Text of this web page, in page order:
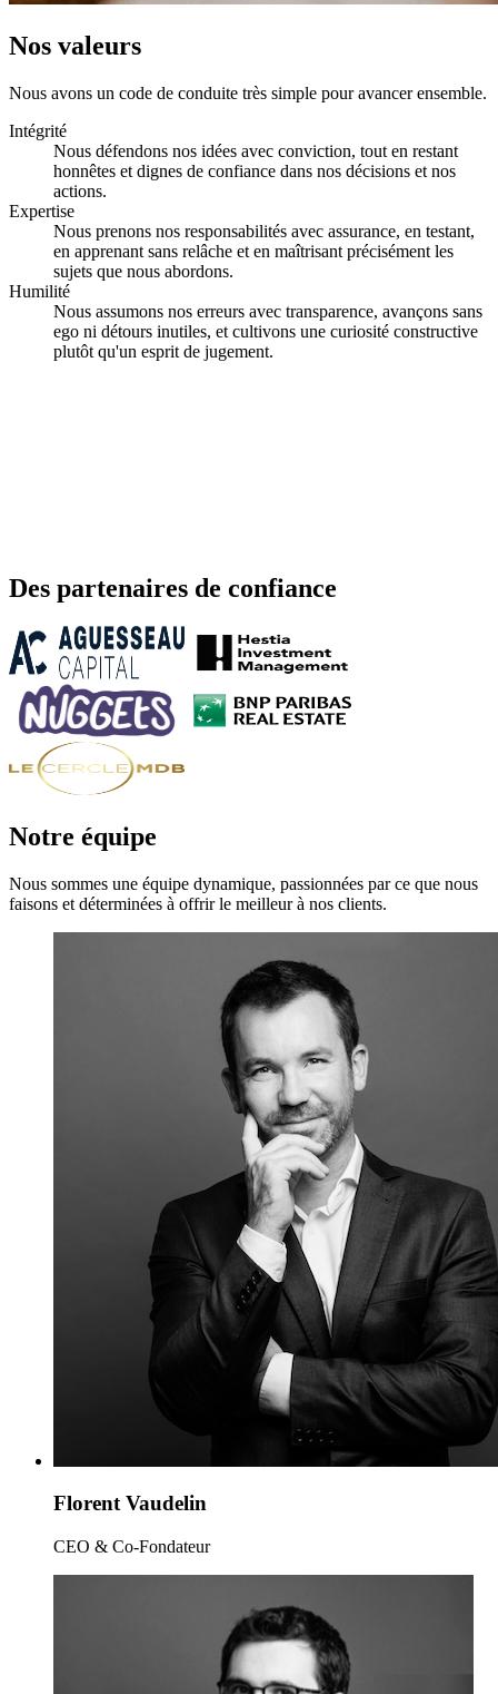
Nos valeurs
Nous avons un code de conduite très simple pour avancer ensemble.
Intégrité
Nous défendons nos idées avec conviction, tout en restant
honnêtes et dignes de confiance dans nos décisions et nos
actions.
Expertise
Nous prenons nos responsabilités avec assurance, en testant,
en apprenant sans relâche et en maîtrisant précisément les
sujets que nous abordons.
Humilité
Nous assumons nos erreurs avec transparence, avançons sans
ego ni détours inutiles, et cultivons une curiosité constructive
plutôt qu'un esprit de jugement.
Des partenaires de confiance
Notre équipe
Nous sommes une équipe dynamique, passionnées par ce que nous
faisons et déterminées à offrir le meilleur à nos clients.
Florent Vaudelin
CEO & Co-Fondateur